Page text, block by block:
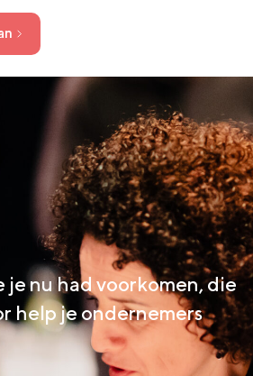
je nu had voorkomen, die
help je ondernemers